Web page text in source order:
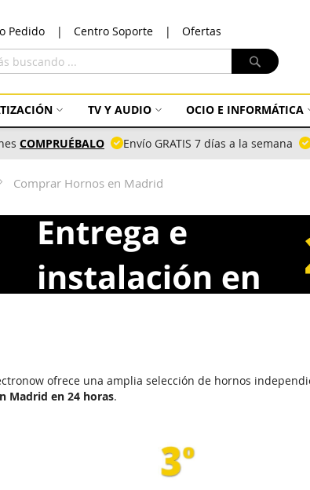
Pedido Centro Soporte Ofertas
contenido
Buscar
TV Y AUDIO OCIO E INFORMÁTICA
COMPRUÉBALO Envío GRATIS 7 días a la semana
Comprar Hornos en Madrid
ofrece una amplia selección de hornos
Madrid en 24 horas.